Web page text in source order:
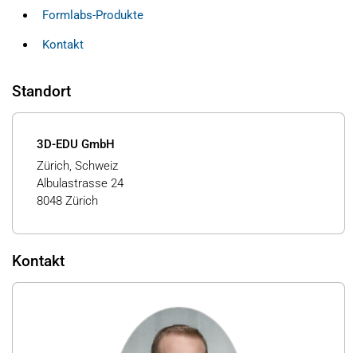
Formlabs-Produkte
Kontakt
Standort
3D-EDU GmbH
Zürich, Schweiz
Albulastrasse 24
8048 Zürich
Kontakt